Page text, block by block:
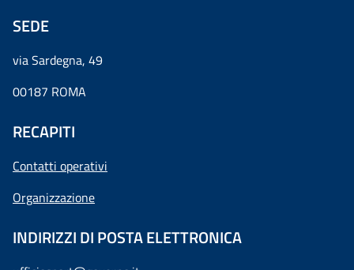
SEDE
via Sardegna, 49
00187 ROMA
RECAPITI
Contatti operativi
Organizzazione
INDIRIZZI DI POSTA ELETTRONICA